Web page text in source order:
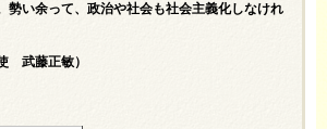
勢い余って、政治や社会も社会主義化しなけれ
武藤正敏）